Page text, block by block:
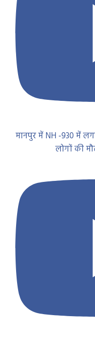
मानपुर में NH -930 में
लोगों की